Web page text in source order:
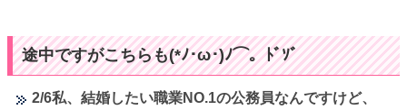
途中ですがこちらも(*ﾉ･ω･)ﾉ⌒。ﾄﾞｿﾞ
2/6私、結婚したい職業NO.1の公務員なんですけど、